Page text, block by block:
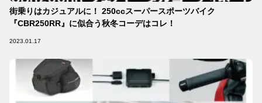
街乗りはカジュアルに！ 250ccスーパースポーツバイク
『CBR250RR』に似合う秋冬コーデはコレ！
2023.01.17